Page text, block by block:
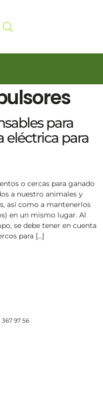
para
eléctrica para
o cercas para ganado
a nuestro animales y
así como a mantenerlos
en un mismo lugar. Al
se debe tener en cuenta
para […]
97 56